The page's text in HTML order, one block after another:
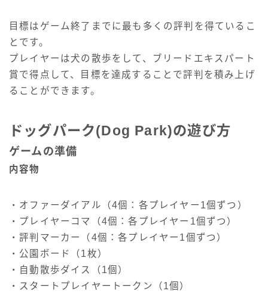
目標はゲーム終了までに最も多くの評判を得ているこ
とです。
プレイヤーは犬の散歩をして、ブリードエキスパート
賞で得点して、目標を達成することで評判を積み上げ
ることができます。
ドッグパーク(Dog Park)の遊び方
ゲームの準備
内容物
・オファーダイアル（4個：各プレイヤー1個ずつ）
・プレイヤーコマ（4個：各プレイヤー1個ずつ）
・評判マーカー（4個：各プレイヤー1個ずつ）
・公園ボード（1枚）
・自動散歩ダイス（1個）
・スタートプレイヤートークン（1個）